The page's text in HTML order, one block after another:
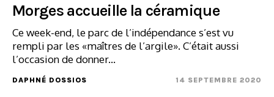
Morges accueille la céramique
Ce week-end, le parc de l’indépendance s’est vu
rempli par les «maîtres de l’argile». C’était aussi
l’occasion de donner...
DAPHNÉ DOSSIOS 14 SEPTEMBRE 2020